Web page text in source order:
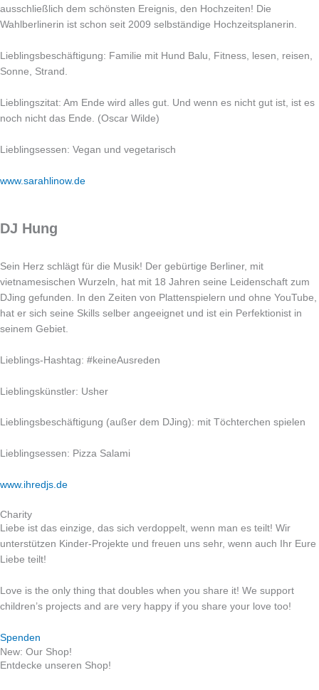
ausschließlich dem schönsten Ereignis, den Hochzeiten! Die
Wahlberlinerin ist schon seit 2009 selbständige Hochzeitsplanerin.
Lieblingsbeschäftigung: Familie mit Hund Balu, Fitness, lesen, reisen,
Sonne, Strand.
Lieblingszitat: Am Ende wird alles gut. Und wenn es nicht gut ist, ist es
noch nicht das Ende. (Oscar Wilde)
Lieblingsessen: Vegan und vegetarisch
www.sarahlinow.de
DJ Hung
Sein Herz schlägt für die Musik! Der gebürtige Berliner, mit
vietnamesischen Wurzeln, hat mit 18 Jahren seine Leidenschaft zum
DJing gefunden. In den Zeiten von Plattenspielern und ohne YouTube,
hat er sich seine Skills selber angeeignet und ist ein Perfektionist in
seinem Gebiet.
Lieblings-Hashtag: #keineAusreden
Lieblingskünstler: Usher
Lieblingsbeschäftigung (außer dem DJing): mit Töchterchen spielen
Lieblingsessen: Pizza Salami
www.ihredjs.de
Charity
Liebe ist das einzige, das sich verdoppelt, wenn man es teilt! Wir
unterstützen Kinder-Projekte und freuen uns sehr, wenn auch Ihr Eure
Liebe teilt!
Love is the only thing that doubles when you share it! We support
children’s projects and are very happy if you share your love too!
Spenden
New: Our Shop!
Entdecke unseren Shop!